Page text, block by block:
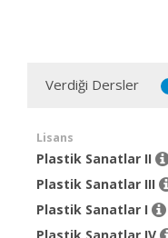
Verdiği Dersler
Lisans
Plastik Sanatlar II
Plastik Sanatlar III
Plastik Sanatlar I